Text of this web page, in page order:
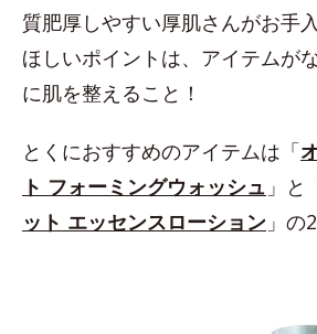
質肥厚しやすい厚肌さんがお手
ほしいポイントは、アイテムが
に肌を整えること！
とくにおすすめのアイテムは「
ト フォーミングウォッシュ 」と
ット エッセンスローション 」の